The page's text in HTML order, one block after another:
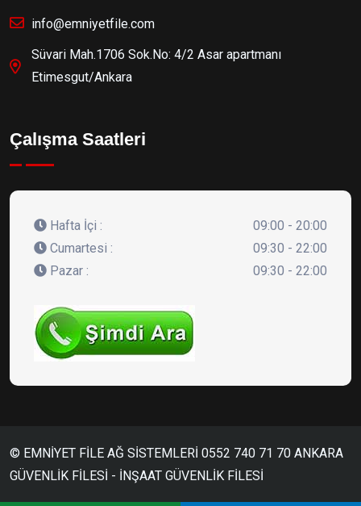
info@emniyetfile.com
Süvari Mah.1706 Sok.No: 4/2 Asar apartmanı
Etimesgut/Ankara
Çalışma Saatleri
Hafta İçi :
09:00 - 20:00
Cumartesi :
09:30 - 22:00
Pazar :
09:30 - 22:00
© EMNİYET FİLE AĞ SİSTEMLERİ 0552 740 71 70 ANKARA
GÜVENLİK FİLESİ - İNŞAAT GÜVENLİK FİLESİ